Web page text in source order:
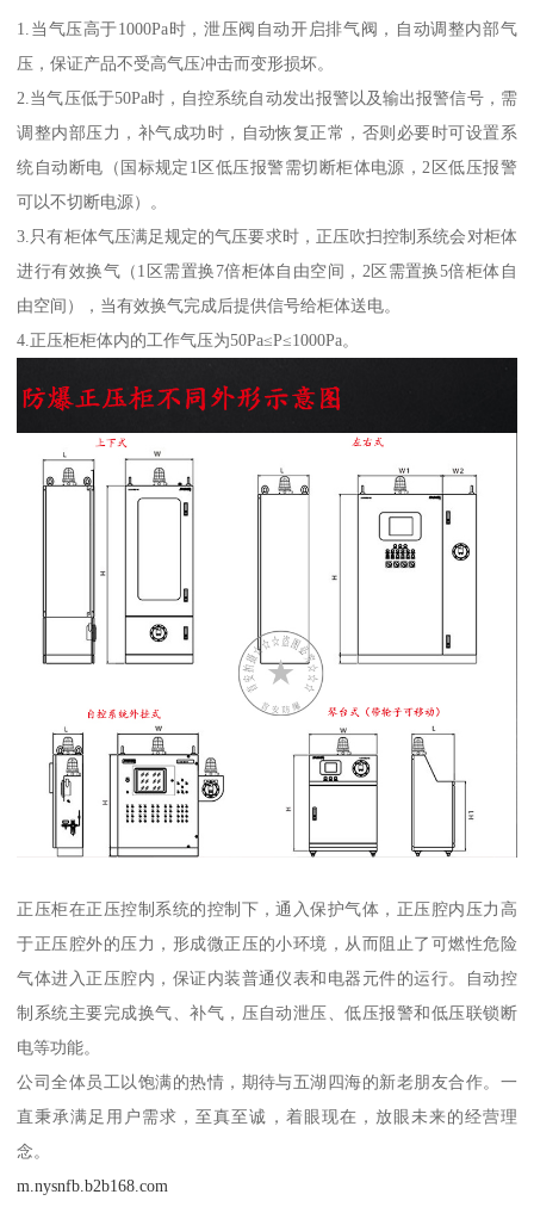
1.当气压高于1000Pa时，泄压阀自动开启排气阀，自动调整内部气
压，保证产品不受高气压冲击而变形损坏。
2.当气压低于50Pa时，自控系统自动发出报警以及输出报警信号，需
调整内部压力，补气成功时，自动恢复正常，否则必要时可设置系
统自动断电（国标规定1区低压报警需切断柜体电源，2区低压报警
可以不切断电源）。
3.只有柜体气压满足规定的气压要求时，正压吹扫控制系统会对柜体
进行有效换气（1区需置换7倍柜体自由空间，2区需置换5倍柜体自
由空间），当有效换气完成后提供信号给柜体送电。
4.正压柜柜体内的工作气压为50Pa≤P≤1000Pa。
正压柜在正压控制系统的控制下，通入保护气体，正压腔内压力高
于正压腔外的压力，形成微正压的小环境，从而阻止了可燃性危险
气体进入正压腔内，保证内装普通仪表和电器元件的运行。自动控
制系统主要完成换气、补气，压自动泄压、低压报警和低压联锁断
电等功能。
公司全体员工以饱满的热情，期待与五湖四海的新老朋友合作。一
直秉承满足用户需求，至真至诚，着眼现在，放眼未来的经营理
念。
m.nysnfb.b2b168.com